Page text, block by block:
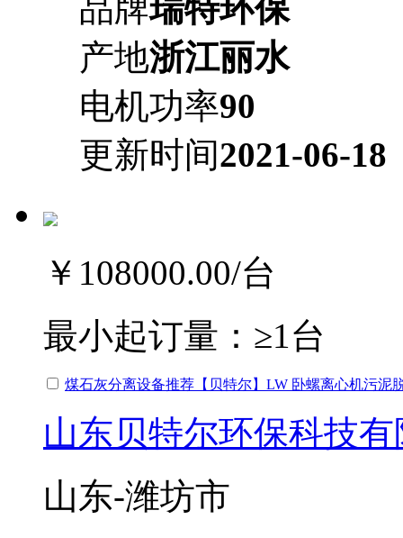
品牌瑞特环保
产地浙江丽水
电机功率90
更新时间2021-06-18
￥108000.00/台
最小起订量： ≥1台
煤石灰分离设备推荐【贝特尔】LW 卧螺离心机污泥
山东贝特尔环保科技
山东-潍坊市